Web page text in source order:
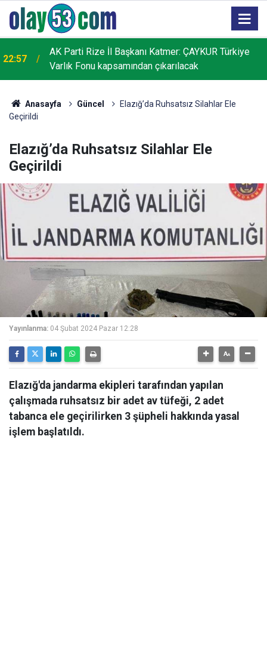
22:57
AK Parti Rize İl Başkanı Katmer: ÇAYKUR Türkiye
Varlık Fonu kapsamından çıkarılacak
Anasayfa Güncel
Elazığ’da Ruhsatsız Silahlar Ele
Geçirildi
Elazığ’da Ruhsatsız Silahlar Ele
Geçirildi
Yayınlanma: 04 Şubat 2024 Pazar 12:28
Elazığ'da jandarma ekipleri tarafından yapılan
çalışmada ruhsatsız bir adet av tüfeği, 2 adet
tabanca ele geçirilirken 3 şüpheli hakkında yasal
işlem başlatıldı.